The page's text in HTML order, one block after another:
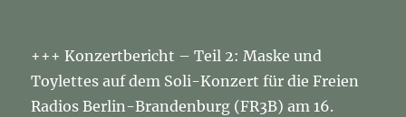
+++ Konzertbericht – Teil 2: Maske und
Toylettes auf dem Soli-Konzert für die Freien
Radios Berlin-Brandenburg (FR3B) am 16.